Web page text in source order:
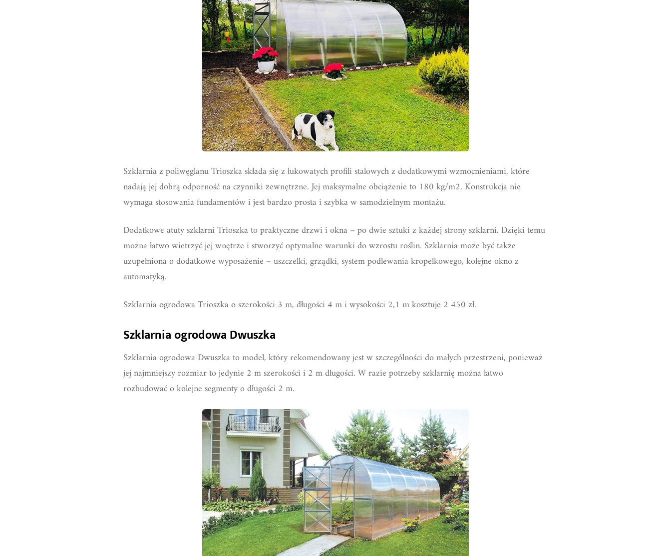
Szklarnia z poliwęglanu Trioszka składa się z łukowatych profili stalowych z dodatkowymi wzmocnieniami, które
nadają jej dobrą odporność na czynniki zewnętrzne. Jej maksymalne obciążenie to 180 kg/m2. Konstrukcja nie
wymaga stosowania fundamentów i jest bardzo prosta i szybka w samodzielnym montażu.
Dodatkowe atuty szklarni Trioszka to praktyczne drzwi i okna – po dwie sztuki z każdej strony szklarni. Dzięki temu
można łatwo wietrzyć jej wnętrze i stworzyć optymalne warunki do wzrostu roślin. Szklarnia może być także
uzupełniona o dodatkowe wyposażenie – uszczelki, grządki, system podlewania kropelkowego, kolejne okno z
automatyką.
Szklarnia ogrodowa Trioszka o szerokości 3 m, długości 4 m i wysokości 2,1 m kosztuje 2 450 zł.
Szklarnia ogrodowa Dwuszka
Szklarnia ogrodowa Dwuszka to model, który rekomendowany jest w szczególności do małych przestrzeni, ponieważ
jej najmniejszy rozmiar to jedynie 2 m szerokości i 2 m długości. W razie potrzeby szklarnię można łatwo
rozbudować o kolejne segmenty o długości 2 m.